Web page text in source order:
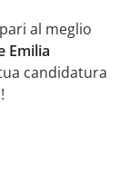
al meglio
Emilia
candidatura